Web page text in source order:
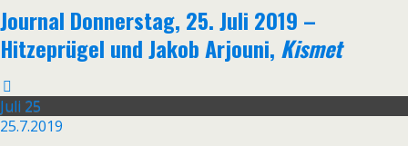
Journal Donnerstag, 25. Juli 2019 –
Hitzeprügel und Jakob Arjouni, Kismet
Juli 25
25.7.2019